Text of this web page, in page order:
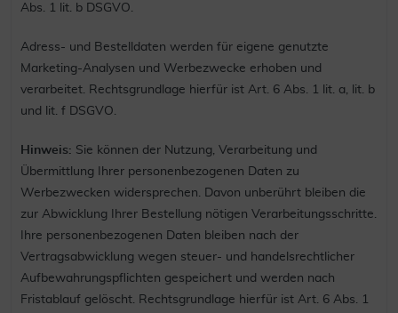
Abs. 1 lit. b DSGVO.
Adress- und Bestelldaten werden für eigene genutzte
Marketing-Analysen und Werbezwecke erhoben und
verarbeitet. Rechtsgrundlage hierfür ist Art. 6 Abs. 1 lit. a, lit. b
und lit. f DSGVO.
Hinweis: Sie können der Nutzung, Verarbeitung und
Übermittlung Ihrer personenbezogenen Daten zu
Werbezwecken widersprechen. Davon unberührt bleiben die
zur Abwicklung Ihrer Bestellung nötigen Verarbeitungsschritte.
Ihre personenbezogenen Daten bleiben nach der
Vertragsabwicklung wegen steuer- und handelsrechtlicher
Aufbewahrungspflichten gespeichert und werden nach
Fristablauf gelöscht. Rechtsgrundlage hierfür ist Art. 6 Abs. 1